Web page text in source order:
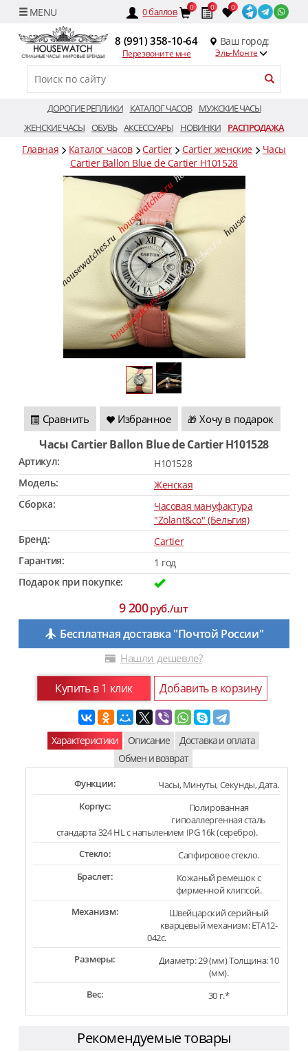
0баллов 0 0 0
8 (991) 358-10-64
Перезвоните мне
Ваш город:
Эль-Монте
ДОРОГИЕ РЕПЛИКИ КАТАЛОГ ЧАСОВ
МУЖСКИЕ ЧАСЫ
ЖЕНСКИЕ ЧАСЫ ОБУВЬ АКСЕССУАРЫ НОВИНКИ РАСПРОДАЖА
Главная Каталог часов Cartier Cartier женские
Часы
Cartier Ballon Blue de Cartier H101528
Сравнить Избранное 🎁 Хочу в подарок
Часы Cartier Ballon Blue de Cartier H101528
Артикул:
H101528
Модель:
Женская
Сборка:
Часовая мануфактура
"Zolant&co" (Бельгия)
Бренд:
Cartier
Гарантия:
1 год
Подарок при покупке:
9 200руб./шт
Бесплатная доставка "Почтой России"
Нашли дешевле?
Купить в 1 клик Добавить в корзину
Характеристики Описание
Доставка и оплата
Обмен и возврат
Функции:
Часы, Минуты, Секунды, Дата.
Корпус:
Полированная
гипоаллергенная сталь
стандарта 324 HL с напылением IPG 16k (серебро).
Стекло:
Сапфировое стекло.
Браслет:
Кожаный ремешок с
фирменной клипсой.
Механизм:
Швейцарский серийный
кварцевый механизм: ETA12-
042c.
Размеры:
Диаметр: 29 (мм) Толщина: 10
(мм).
Вес:
30 г.*
Рекомендуемые товары